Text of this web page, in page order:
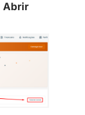
Abrir